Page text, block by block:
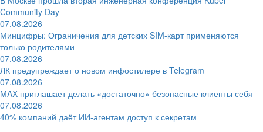
Community Day
07.08.2026
Минцифры: Ограничения для детских SIM-карт применяются
только родителями
07.08.2026
ЛК предупреждает о новом инфостилере в Telegram
07.08.2026
MAX приглашает делать «достаточно» безопасные клиенты себя
07.08.2026
40% компаний даёт ИИ‑агентам доступ к секретам